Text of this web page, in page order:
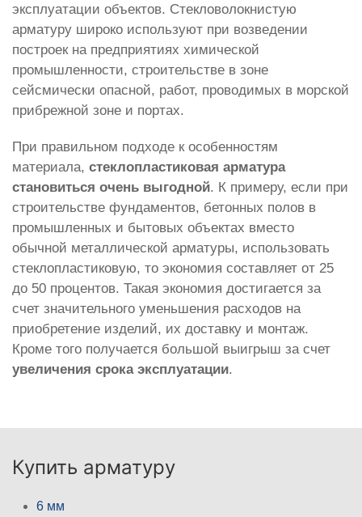
эксплуатации объектов. Стекловолокнистую
арматуру широко используют при возведении
построек на предприятиях химической
промышленности, строительстве в зоне
сейсмически опасной, работ, проводимых в морской
прибрежной зоне и портах.
При правильном подходе к особенностям
материала, стеклопластиковая арматура
становиться очень выгодной. К примеру, если при
строительстве фундаментов, бетонных полов в
промышленных и бытовых объектах вместо
обычной металлической арматуры, использовать
стеклопластиковую, то экономия составляет от 25
до 50 процентов. Такая экономия достигается за
счет значительного уменьшения расходов на
приобретение изделий, их доставку и монтаж.
Кроме того получается большой выигрыш за счет
увеличения срока эксплуатации.
Купить арматуру
6 мм